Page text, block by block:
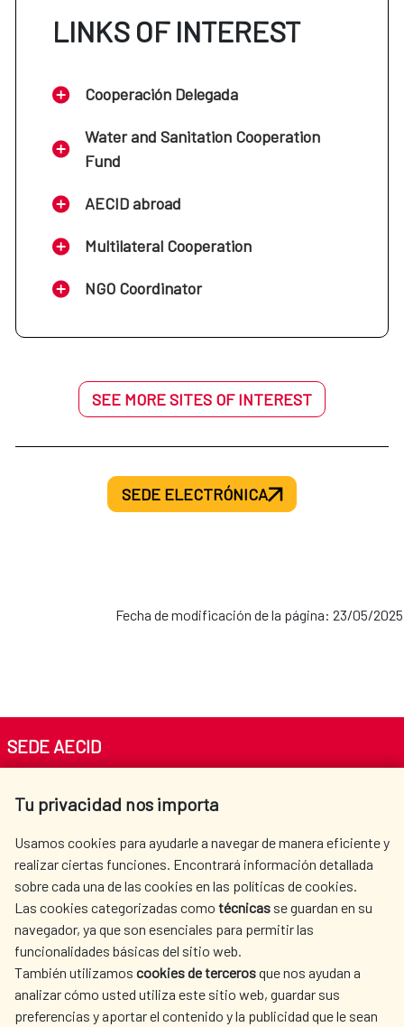
LINKS OF INTEREST
Cooperación Delegada
Water and Sanitation Cooperation
Fund
AECID abroad
Multilateral Cooperation
NGO Coordinator
SEE MORE SITES OF INTEREST
SEDE ELECTRÓNICA
Fecha de modificación de la página: 23/05/2025
Tu privacidad nos importa
Usamos cookies para ayudarle a navegar de manera eficiente y
realizar ciertas funciones. Encontrará información detallada
sobre cada una de las cookies en las políticas de cookies.
Las cookies categorizadas como técnicas se guardan en su
navegador, ya que son esenciales para permitir las
funcionalidades básicas del sitio web.
También utilizamos cookies de tercerosque nos ayudan a
analizar cómo usted utiliza este sitio web, guardar sus
preferencias y aportar el contenido y la publicidad que le sean
SEDE AECID
Tel. +34 900 20 30 54​​​​​​​
AECID
WHERE DO WE COOPERATE?
SPANISH HUMANITARIAN
ACTION
PRESS ROOM
CULTURE AND SCIENCE LIBRARY